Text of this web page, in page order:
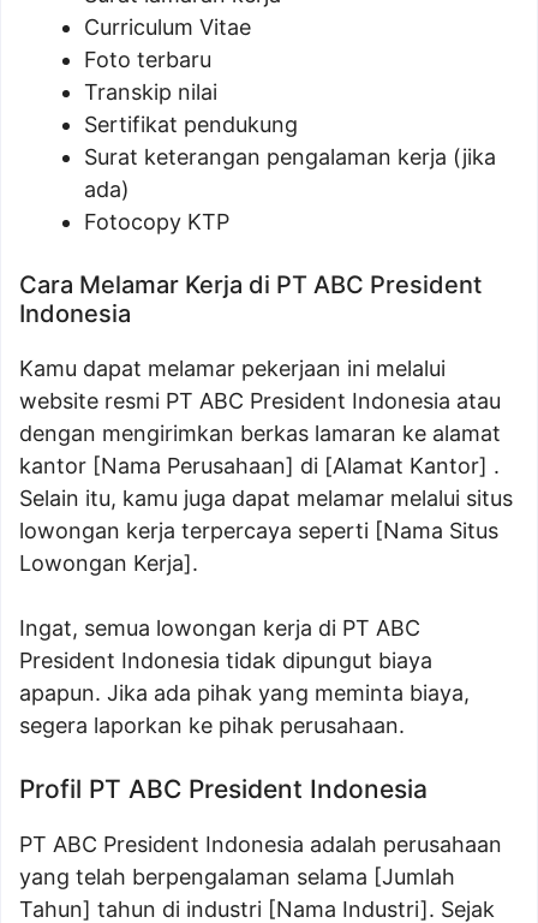
Curriculum Vitae
Foto terbaru
Transkip nilai
Sertifikat pendukung
Surat keterangan pengalaman kerja (jika
ada)
Fotocopy KTP
Cara Melamar Kerja di PT ABC President
Indonesia
Kamu dapat melamar pekerjaan ini melalui
website resmi PT ABC President Indonesia atau
dengan mengirimkan berkas lamaran ke alamat
kantor [Nama Perusahaan] di [Alamat Kantor] .
Selain itu, kamu juga dapat melamar melalui situs
lowongan kerja terpercaya seperti [Nama Situs
Lowongan Kerja].
Ingat, semua lowongan kerja di PT ABC
President Indonesia tidak dipungut biaya
apapun. Jika ada pihak yang meminta biaya,
segera laporkan ke pihak perusahaan.
Profil PT ABC President Indonesia
PT ABC President Indonesia adalah perusahaan
yang telah berpengalaman selama [Jumlah
Tahun] tahun di industri [Nama Industri]. Sejak